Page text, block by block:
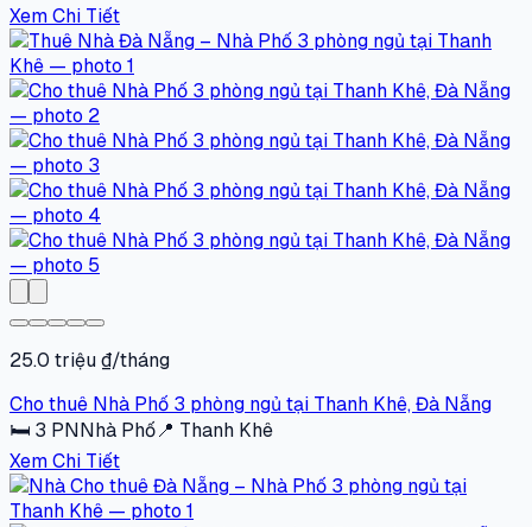
Xem Chi Tiết
25.0 triệu ₫/tháng
Cho thuê Nhà Phố 3 phòng ngủ tại Thanh Khê, Đà Nẵng
🛏 3 PNNhà Phố📍 Thanh Khê
Xem Chi Tiết